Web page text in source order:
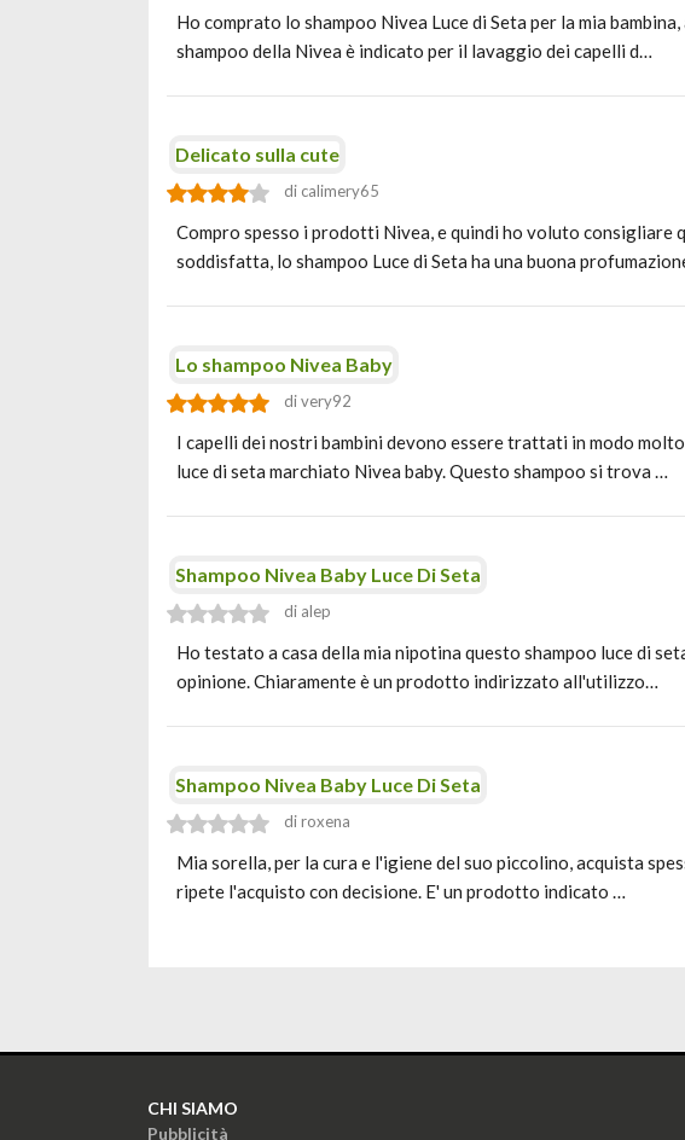
Ho comprato lo shampoo Nivea Luce di Seta per la mia
shampoo della Nivea è indicato per il lavaggio dei capelli d…
Delicato sulla cute
di calimery65
Compro spesso i prodotti Nivea, e quindi ho voluto consigliare
soddisfatta, lo shampoo Luce di Seta ha una buona
Lo shampoo Nivea Baby
di very92
I capelli dei nostri bambini devono essere trattati in modo
luce di seta marchiato Nivea baby. Questo shampoo si trova …
Shampoo Nivea Baby Luce Di Seta
di alep
Ho testato a casa della mia nipotina questo shampoo luce di
opinione. Chiaramente è un prodotto indirizzato all'utilizzo…
Shampoo Nivea Baby Luce Di Seta
di roxena
Mia sorella, per la cura e l'igiene del suo piccolino, acquista
ripete l'acquisto con decisione. E' un prodotto indicato …
CHI SIAMO
Pubblicità